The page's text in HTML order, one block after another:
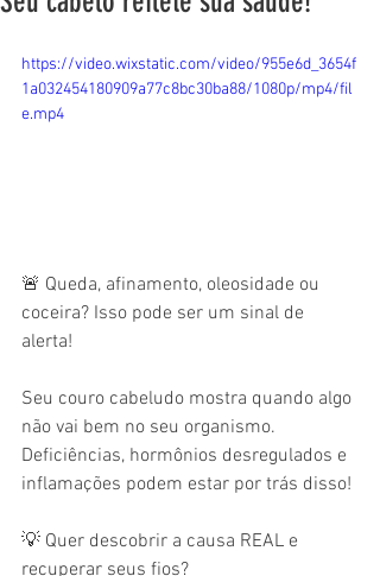
https://video.wixstatic.com/video/955e6d_3654f
1a032454180909a77c8bc30ba88/1080p/mp4/fil
e.mp4
🚨 Queda, afinamento, oleosidade ou
coceira? Isso pode ser um sinal de
alerta!
Seu couro cabeludo mostra quando algo
não vai bem no seu organismo.
Deficiências, hormônios desregulados e
inflamações podem estar por trás disso!
💡 Quer descobrir a causa REAL e
recuperar seus fios?